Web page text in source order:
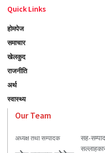
Quick Links
होमपेज
समाचार
खेलकुद
राजनीति
अर्थ
स्वास्थ्य
Our Team
अध्यक्ष तथा सम्पादक
सह-